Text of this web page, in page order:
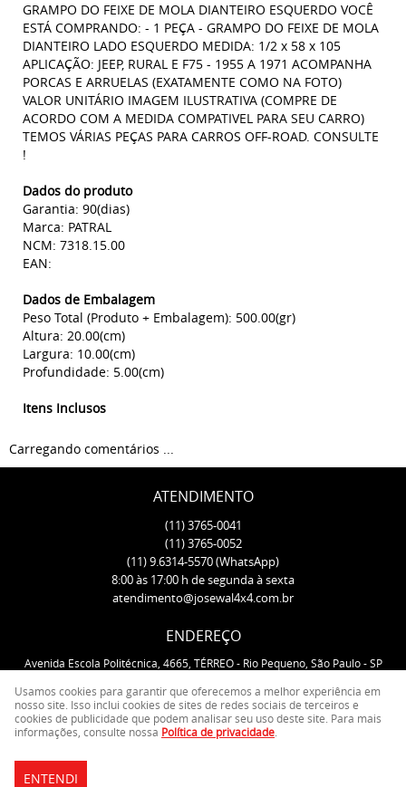
GRAMPO DO FEIXE DE MOLA DIANTEIRO ESQUERDO VOCÊ
ESTÁ COMPRANDO: - 1 PEÇA - GRAMPO DO FEIXE DE MOLA
DIANTEIRO LADO ESQUERDO MEDIDA: 1/2 x 58 x 105
APLICAÇÃO: JEEP, RURAL E F75 - 1955 A 1971 ACOMPANHA
PORCAS E ARRUELAS (EXATAMENTE COMO NA FOTO)
VALOR UNITÁRIO IMAGEM ILUSTRATIVA (COMPRE DE
ACORDO COM A MEDIDA COMPATIVEL PARA SEU CARRO)
TEMOS VÁRIAS PEÇAS PARA CARROS OFF-ROAD. CONSULTE
!
Dados do produto
Garantia: 90(dias)
Marca: PATRAL
NCM: 7318.15.00
EAN:
Dados de Embalagem
Peso Total (Produto + Embalagem): 500.00(gr)
Altura: 20.00(cm)
Largura: 10.00(cm)
Profundidade: 5.00(cm)
Itens Inclusos
Carregando comentários ...
ATENDIMENTO
(11)3765-0041
(11)3765-0052
(11)9.6314-5570(WhatsApp)
8:00 às 17:00 h de segunda à sexta
atendimento@josewal4x4.com.br
ENDEREÇO
Avenida Escola Politécnica, 4665, TÉRREO- Rio Pequeno, São Paulo-SP
LOJA VIRTUAL CRIADA POR
Usamos cookies para garantir que oferecemos a melhor experiência em
nosso site. Isso inclui cookies de sites de redes sociais de terceiros e
cookies de publicidade que podem analisar seu uso deste site. Para mais
informações, consulte nossa Política de privacidade
ENTENDI